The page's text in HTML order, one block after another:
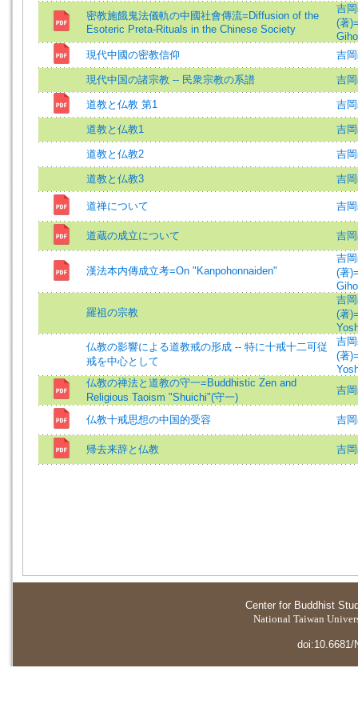
密教施餓鬼法儀軌の中國社會傳流=Diffusion of the
Esoteric Preta-Rituals in the Chinese Society
吉
(著
現代中國の密教信仰
吉
現代中国の諸宗教 -- 民衆宗教の系譜 吉
道教と仏教 第1 吉
道教と仏教1 吉
道教と仏教2 吉
道教と仏教3 吉
道禅について 吉
道蔵の成立について 吉
漢法本内傳成立考=On "Kanpohonnaiden"
吉
(著
羅祖の宗教
吉
(著
仏教の影響による道教戒の形成 -- 特に十戒十二可従
戒を中心として
吉
(著
仏教の禅法と道教の守一=Buddhistic Zen and
Religious Taoism "Shuichi"(守一)
吉
仏教十戒思想の中国的受容 吉
帰去来辞と仏教 吉
Center for Buddhist
National Taiwan
doi:10.6681/